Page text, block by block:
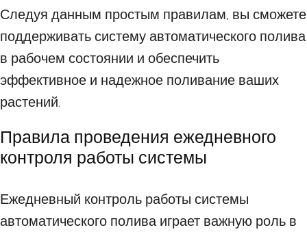
Следуя данным простым правилам, вы сможете
поддерживать систему автоматического полива
в рабочем состоянии и обеспечить
эффективное и надежное поливание ваших
растений.
Правила проведения ежедневного
контроля работы системы
Ежедневный контроль работы системы
автоматического полива играет важную роль в